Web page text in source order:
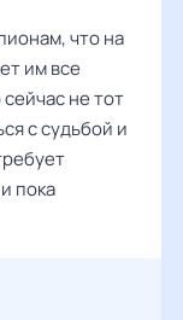
что на
им все
не тот
с судьбой и
пока